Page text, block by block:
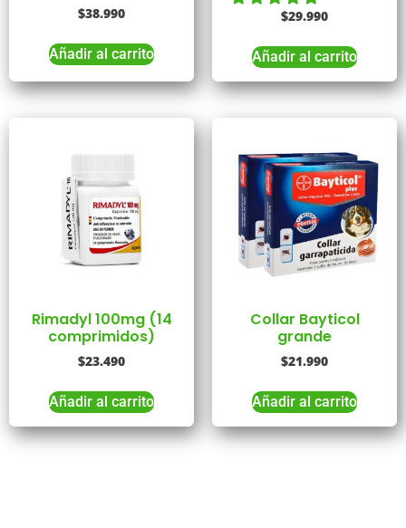
$38.990
Añadir al carrito
$29.990
Añadir al carrito
Rimadyl 100mg (14
comprimidos)
$23.490
Añadir al carrito
Collar Bayticol
grande
$21.990
Añadir al carrito